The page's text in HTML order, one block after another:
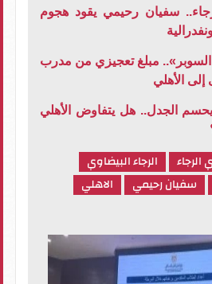
سفيان رحيمي يقود هجوم
مبلغ تعجيزي من مدرب
إلى الأهلي
يحسم الجدل.. هل يتفاوض الأهلي
الرجاء
الرجاء البيضاوي
سفيان رحيمي الاهلي